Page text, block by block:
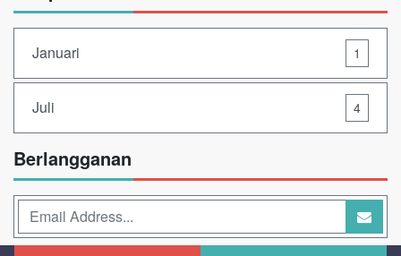
Januari 1
Juli 4
Berlangganan